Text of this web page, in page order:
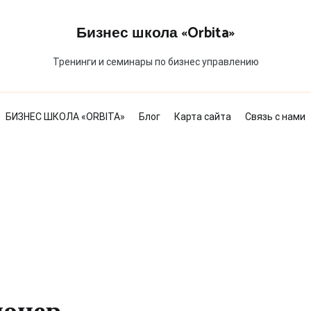
Бизнес школа «Orbita»
Тренинги и семинары по бизнес управлению
БИЗНЕС ШКОЛА «ORBITA» Блог Карта сайта Связь с нами